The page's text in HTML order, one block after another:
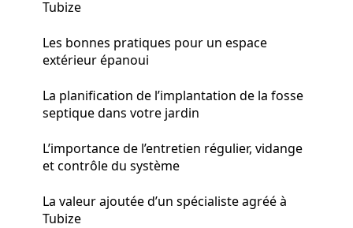
Tubize
Les bonnes pratiques pour un espace
extérieur épanoui
La planification de l’implantation de la fosse
septique dans votre jardin
L’importance de l’entretien régulier, vidange
et contrôle du système
La valeur ajoutée d’un spécialiste agréé à
Tubize